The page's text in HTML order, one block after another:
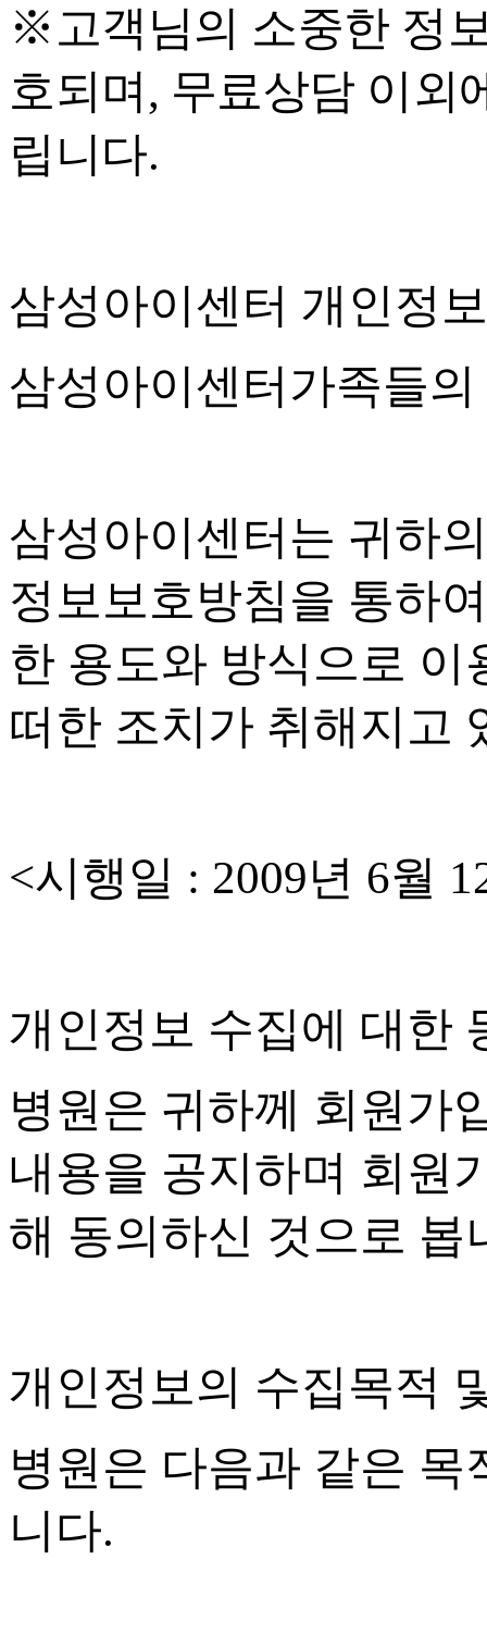
※고객님의 소중한 정
호되며, 무료상담 이외
립니다.
삼성아이센터 개인정
삼성아이센터가족들
삼성아이센터는 귀하
정보보호방침을 통하
한 용도와 방식으로
떠한 조치가 취해지고
<시행일 : 2009년 6월
개인정보 수집에 대한
병원은 귀하께 회원가
내용을 공지하며 회원
해 동의하신 것으로 봅
개인정보의 수집목적
병원은 다음과 같은
니다.